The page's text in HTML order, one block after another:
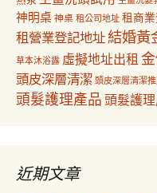
神明桌 神桌 租公司地址 租商
租營業登記地址結婚黃
草本沐浴露 虛擬地址出租
頭皮深層清潔 頭皮深層清潔
頭髮護理產品 頭髮護
近期文章